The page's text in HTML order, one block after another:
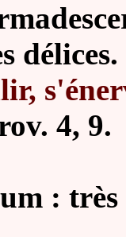
délices.
4, 9.
: